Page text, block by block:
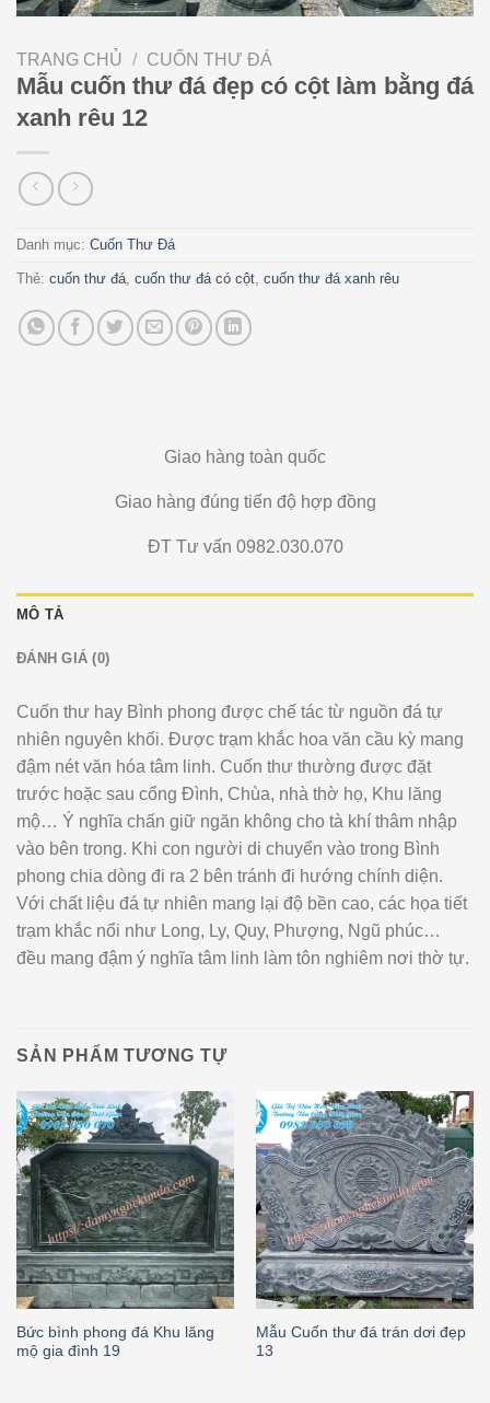
TRANG CHỦ / CUỐN THƯ ĐÁ
Mẫu cuốn thư đá đẹp có cột làm bằng đá
xanh rêu 12
Danh mục: Cuốn Thư Đá
Thẻ: cuốn thư đá, cuốn thư đá có cột, cuốn thư đá xanh rêu
Giao hàng toàn quốc
Giao hàng đúng tiến độ hợp đồng
ĐT Tư vấn 0982.030.070
MÔ TẢ
ĐÁNH GIÁ (0)
Cuốn thư hay Bình phong được chế tác từ nguồn đá tự
nhiên nguyên khối. Được trạm khắc hoa văn cầu kỳ mang
đậm nét văn hóa tâm linh. Cuốn thư thường được đặt
trước hoặc sau cổng Đình, Chùa, nhà thờ họ, Khu lăng
mộ… Ý nghĩa chấn giữ ngăn không cho tà khí thâm nhập
vào bên trong. Khi con người di chuyển vào trong Bình
phong chia dòng đi ra 2 bên tránh đi hướng chính diện.
Với chất liệu đá tự nhiên mang lại độ bền cao, các họa tiết
trạm khắc nổi như Long, Ly, Quy, Phượng, Ngũ phúc…
đều mang đậm ý nghĩa tâm linh làm tôn nghiêm nơi thờ tự.
SẢN PHẨM TƯƠNG TỰ
Bức bình phong đá Khu lăng
mộ gia đình 19
Mẫu Cuốn thư đá trán dơi đẹp
13